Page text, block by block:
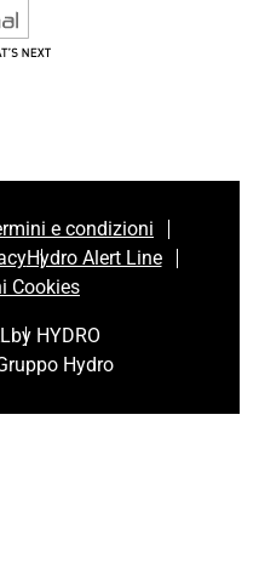
e condizioni
Hydro Alert Line
Cookies
by HYDRO
Hydro